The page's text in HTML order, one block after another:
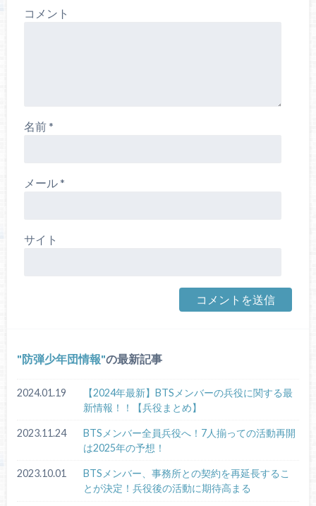
コメント
名前*
メール*
サイト
防弾少年団情報 の最新記事
2024.01.19
【2024年最新】BTSメンバーの兵役に関する最
新情報！！【兵役まとめ】
2023.11.24
BTSメンバー全員兵役へ！7人揃っての活動再開
は2025年の予想！
2023.10.01
BTSメンバー、事務所との契約を再延長するこ
とが決定！兵役後の活動に期待高まる